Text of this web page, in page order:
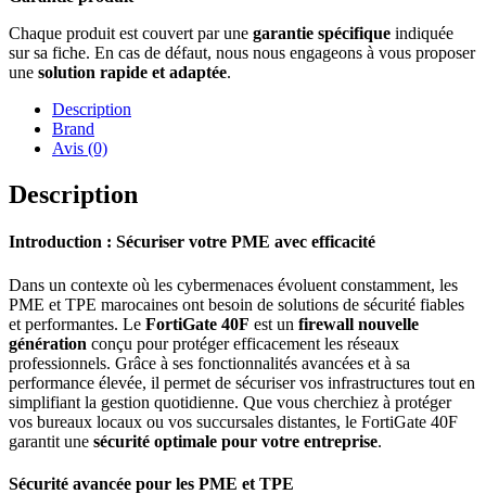
Chaque produit est couvert par une garantie spécifique indiquée
sur sa fiche. En cas de défaut, nous nous engageons à vous proposer
une solution rapide et adaptée.
Description
Brand
Avis (0)
Description
Introduction : Sécuriser votre PME avec efficacité
Dans un contexte où les cybermenaces évoluent constamment, les
PME et TPE marocaines ont besoin de solutions de sécurité fiables
et performantes. Le FortiGate 40F est un firewall nouvelle
génération conçu pour protéger efficacement les réseaux
professionnels. Grâce à ses fonctionnalités avancées et à sa
performance élevée, il permet de sécuriser vos infrastructures tout en
simplifiant la gestion quotidienne. Que vous cherchiez à protéger
vos bureaux locaux ou vos succursales distantes, le FortiGate 40F
garantit une sécurité optimale pour votre entreprise.
Sécurité avancée pour les PME et TPE